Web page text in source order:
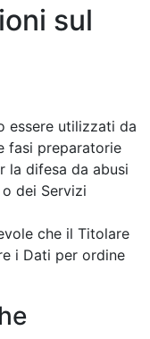
sul
essere utilizzati da
fasi preparatorie
la difesa da abusi
dei Servizi
che il Titolare
i Dati per ordine